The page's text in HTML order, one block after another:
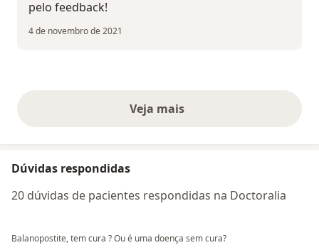
pelo feedback!
4 de novembro de 2021
Veja maisopiniões acima
Dúvidas respondidas
20 dúvidas de pacientes respondidas na Doctoralia
Balanopostite, tem cura ? Ou é uma doença sem cura?